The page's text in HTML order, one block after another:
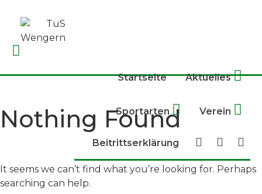
content
Startseite Aktuelles
Sportarten Verein
Beitrittserklärung
Nothing Found
It seems we can’t find what you’re looking for. Perhaps
searching can help.